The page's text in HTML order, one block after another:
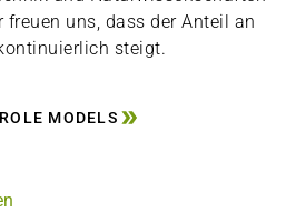
uns, dass der Anteil an
steigt.
MODELS